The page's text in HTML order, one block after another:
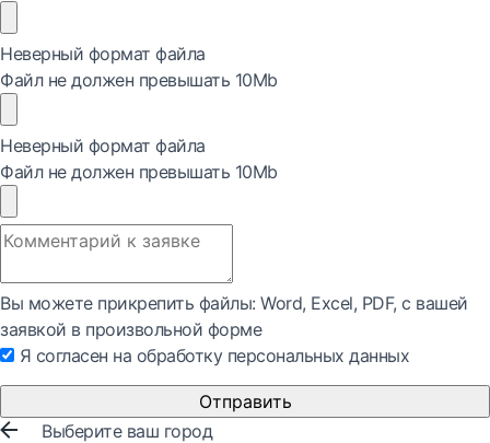
Неверный формат файла
Файл не должен превышать 10Mb
Неверный формат файла
Файл не должен превышать 10Mb
Вы можете прикрепить файлы: Word, Exсel, PDF, с вашей
заявкой в произвольной форме
Я согласен на обработку персональных данных
Отправить
Выберите ваш город